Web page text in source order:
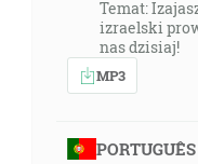
Temat:
izraelski
nas dzisiaj!
MP3
PORTUGUÊS